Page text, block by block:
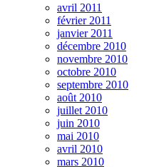
avril 2011
février 2011
janvier 2011
décembre 2010
novembre 2010
octobre 2010
septembre 2010
août 2010
juillet 2010
juin 2010
mai 2010
avril 2010
mars 2010